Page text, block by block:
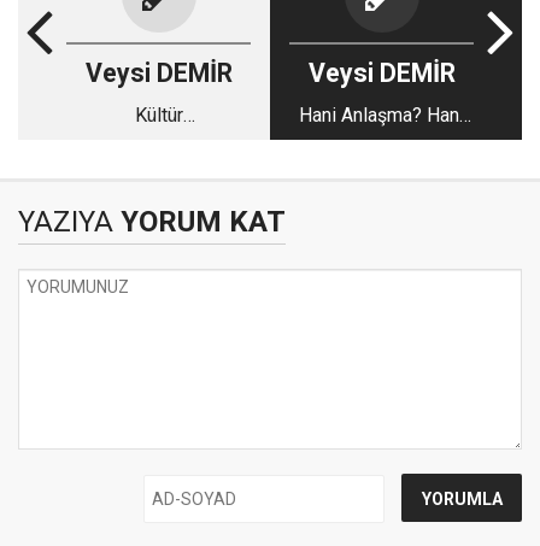
Veysi DEMİR
Kültür
Veysi DEMİR
Hani Anlaşma? Hani
Garantör Ülkeler?
YAZIYA YORUM KAT